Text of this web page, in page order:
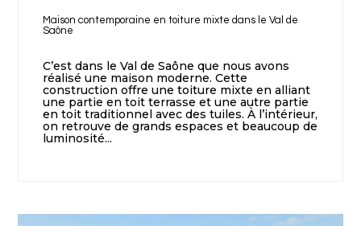
Maison contemporaine en toiture mixte dans le Val de
Saône
C’est dans le Val de Saône que nous avons
réalisé une maison moderne. Cette
construction offre une toiture mixte en alliant
une partie en toit terrasse et une autre partie
en toit traditionnel avec des tuiles. À l’intérieur,
on retrouve de grands espaces et beaucoup de
luminosité...